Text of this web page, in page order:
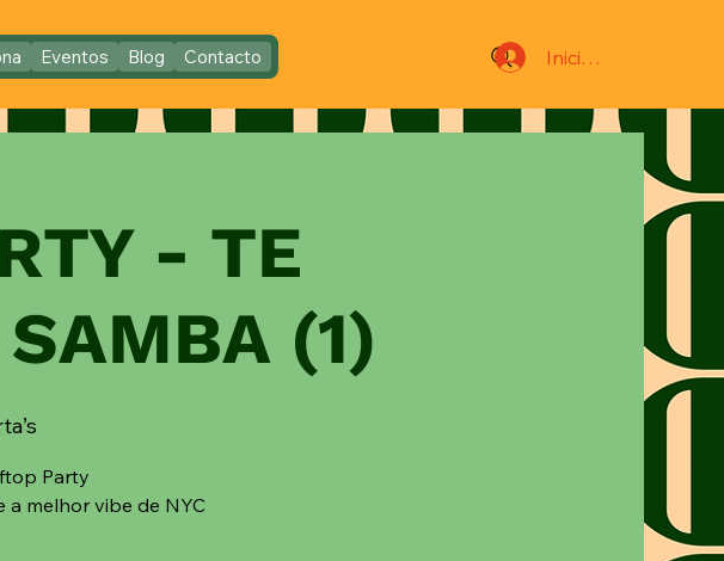
Eventos Blog Contacto Iniciar sesión
- TE
(1)
Party
a melhor vibe de NYC